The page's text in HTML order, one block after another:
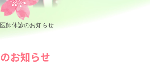
師休診のお知らせ
お知らせ